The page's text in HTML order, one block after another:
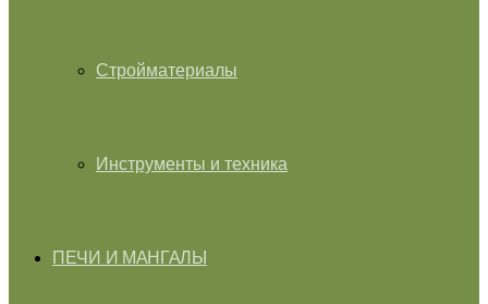
Стройматериалы
Инструменты и техника
ПЕЧИ И МАНГАЛЫ